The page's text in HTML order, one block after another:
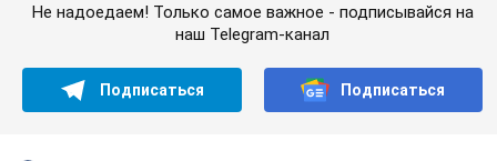
Не надоедаем! Только самое важное - подписывайся на
наш Telegram-канал
Подписаться Подписаться